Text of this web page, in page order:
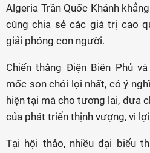
Algeria Trần Quốc Khánh
cùng chia sẻ các giá trị cao
giải phóng con người.
Chiến thắng Điện Biên Phủ
mốc son chói lọi nhất, có ý
hiện tại mà cho tương lai, đưa
của phát triển thịnh vượng, vì
Tại hội thảo, nhiều đại biểu